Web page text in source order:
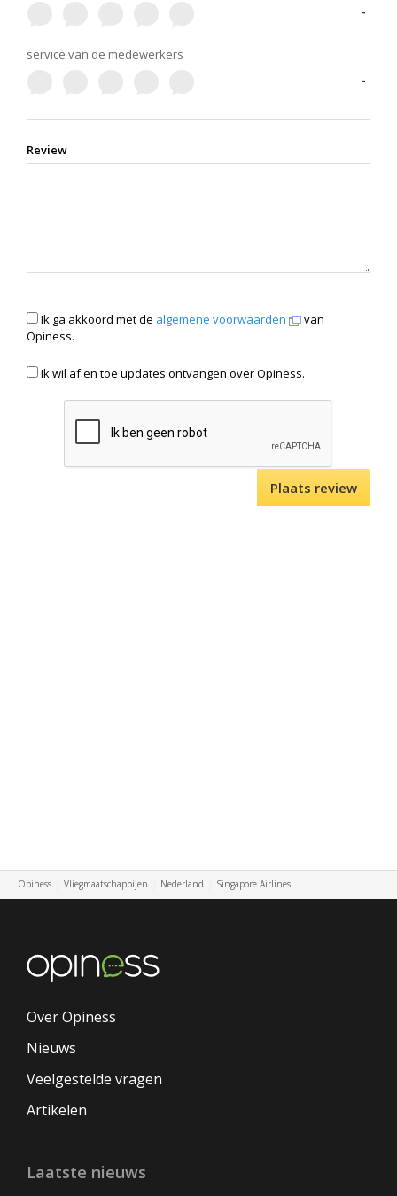
-
service van de medewerkers
-
Review
Ik ga akkoord met de algemene voorwaarden
van
Opiness.
Ik wil af en toe updates ontvangen over Opiness.
Opiness Vliegmaatschappijen Nederland Singapore Airlines
Over Opiness
Nieuws
Veelgestelde vragen
Artikelen
Laatste nieuws